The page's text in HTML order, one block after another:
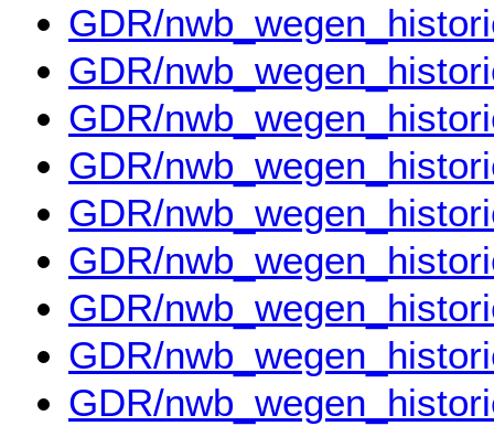
GDR/
GDR/
GDR/
GDR/
GDR/
GDR/
GDR/
GDR/
GDR/